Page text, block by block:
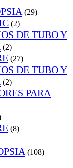
(29)
(2)
DE TUBO Y
(2)
(27)
DE TUBO Y
(2)
PARA
(8)
(108)